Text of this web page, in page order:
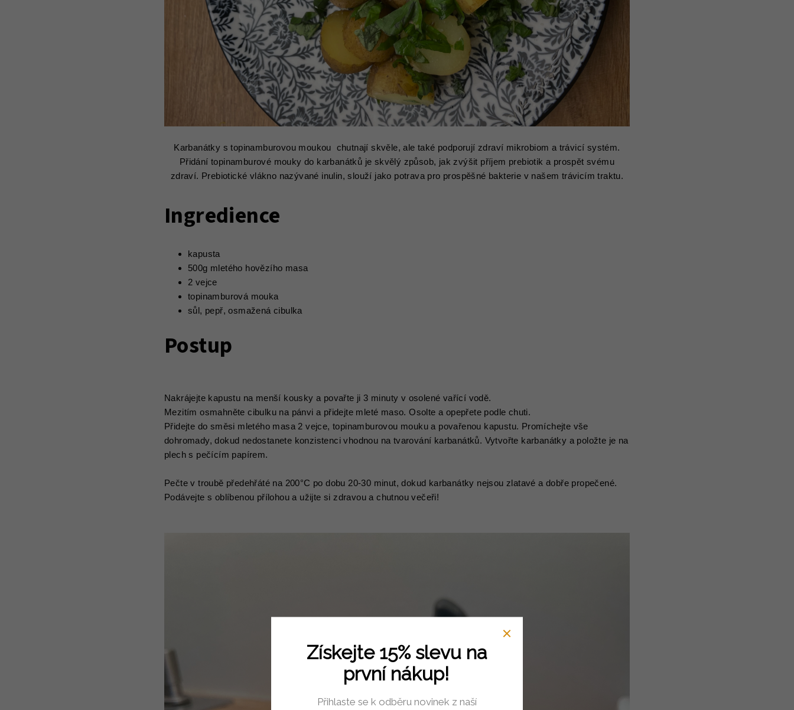
Karbanátky s topinamburovou moukou chutnají skvěle, ale také podporují zdraví mikrobiom a trávicí systém.
Přidání topinamburové mouky do karbanátků je skvělý způsob, jak zvýšit příjem prebiotik a prospět svému
zdraví. Prebiotické vlákno nazývané inulin, slouží jako potrava pro prospěšné bakterie v našem trávicím traktu.
Ingredience
kapusta
500g mletého hovězího masa
2 vejce
topinamburová mouka
sůl, pepř, osmažená cibulka
Postup
Nakrájejte kapustu na menší kousky a povařte ji 3 minuty v osolené vařící vodě.
Mezitím osmahněte cibulku na pánvi a přidejte mleté maso. Osolte a opepřete podle chuti.
Přidejte do směsi mletého masa 2 vejce, topinamburovou mouku a povařenou kapustu. Promíchejte vše
dohromady, dokud nedostanete konzistenci vhodnou na tvarování karbanátků. Vytvořte karbanátky a položte je na
plech s pečícím papírem.
Pečte v troubě předehřáté na 200°C po dobu 20-30 minut, dokud karbanátky nejsou zlatavé a dobře propečené.
Podávejte s oblíbenou přílohou a užijte si zdravou a chutnou večeři!
Získejte 15% slevu na
první nákup!
Přihlaste se k odběru novinek z naší